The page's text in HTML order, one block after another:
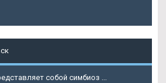
собой симбиоз ...